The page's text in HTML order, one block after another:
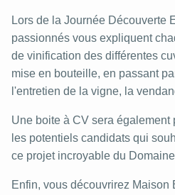
Lors de la Journée Découverte
passionnés vous expliquent
de vinification des différentes
mise en bouteille, en passant
l'entretien de la vigne, la
Une boite à CV sera également
les potentiels candidats qui
ce projet incroyable du
Enfin, vous découvrirez Maison